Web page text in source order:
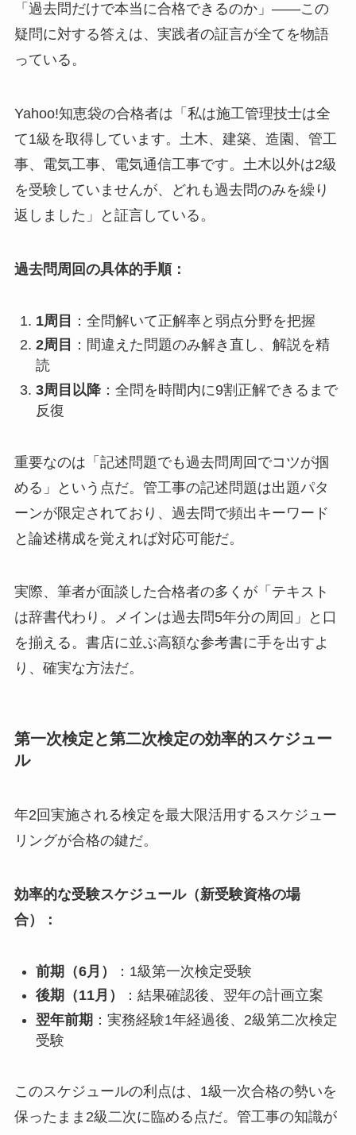
「過去問だけで本当に合格できるのか」——この
疑問に対する答えは、実践者の証言が全てを物語
っている。
Yahoo!知恵袋の合格者は「私は施工管理技士は全
て1級を取得しています。土木、建築、造園、管工
事、電気工事、電気通信工事です。土木以外は2級
を受験していませんが、どれも過去問のみを繰り
返しました」と証言している。
過去問周回の具体的手順：
1周目
：全問解いて正解率と弱点分野を把握
2周目
：間違えた問題のみ解き直し、解説を精
読
3周目以降：全問を時間内に9割正解できるまで
反復
重要なのは「記述問題でも過去問周回でコツが掴
める」という点だ。管工事の記述問題は出題パタ
ーンが限定されており、過去問で頻出キーワード
と論述構成を覚えれば対応可能だ。
実際、筆者が面談した合格者の多くが「テキスト
は辞書代わり。メインは過去問5年分の周回」と口
を揃える。書店に並ぶ高額な参考書に手を出すよ
り、確実な方法だ。
第一次検定と第二次検定の効率的スケジュー
ル
年2回実施される検定を最大限活用するスケジュー
リングが合格の鍵だ。
効率的な受験スケジュール（新受験資格の場
合）：
前期（6月）
：1級第一次検定受験
後期（11月）
：結果確認後、翌年の計画立案
翌年前期 ：実務経験1年経過後、2級第二次検定
受験
このスケジュールの利点は、1級一次合格の勢いを
保ったまま2級二次に臨める点だ。管工事の知識が